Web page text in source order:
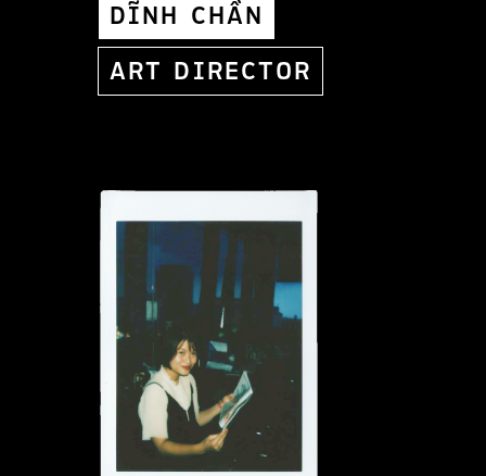
DĨNH CHẦN
ART DIRECTOR